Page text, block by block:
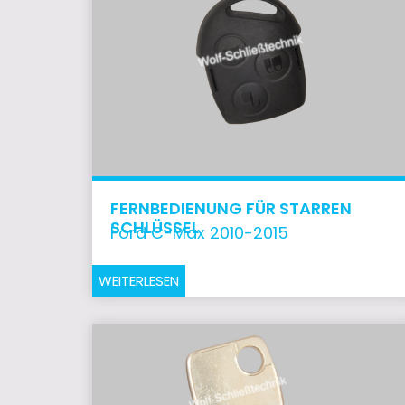
FERNBEDIENUNG FÜR STARREN
SCHLÜSSEL
Ford C-Max 2010-2015
WEITERLESEN